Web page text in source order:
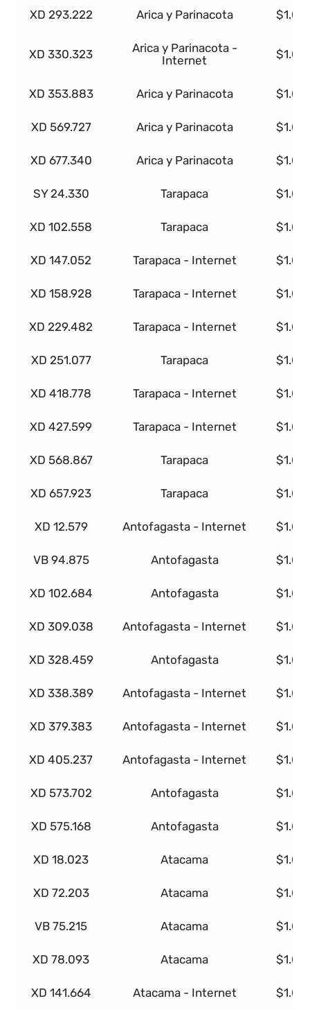
XD 293.222 Arica y Parinacota
XD 330.323
Arica y Parinacota -
Internet
XD 353.883 Arica y Parinacota
XD 569.727 Arica y Parinacota
XD 677.340 Arica y Parinacota
SY 24.330 Tarapaca
XD 102.558 Tarapaca
XD 147.052 Tarapaca - Internet
XD 158.928 Tarapaca - Internet
XD 229.482 Tarapaca - Internet
XD 251.077 Tarapaca
XD 418.778 Tarapaca - Internet
XD 427.599 Tarapaca - Internet
XD 568.867 Tarapaca
XD 657.923 Tarapaca
XD 12.579 Antofagasta - Internet
VB 94.875 Antofagasta
XD 102.684 Antofagasta
XD 309.038 Antofagasta - Internet
XD 328.459 Antofagasta
XD 338.389 Antofagasta - Internet
XD 379.383 Antofagasta - Internet
XD 405.237 Antofagasta - Internet
XD 573.702 Antofagasta
XD 575.168 Antofagasta
XD 18.023 Atacama
XD 72.203 Atacama
VB 75.215 Atacama
XD 78.093 Atacama
XD 141.664 Atacama - Internet